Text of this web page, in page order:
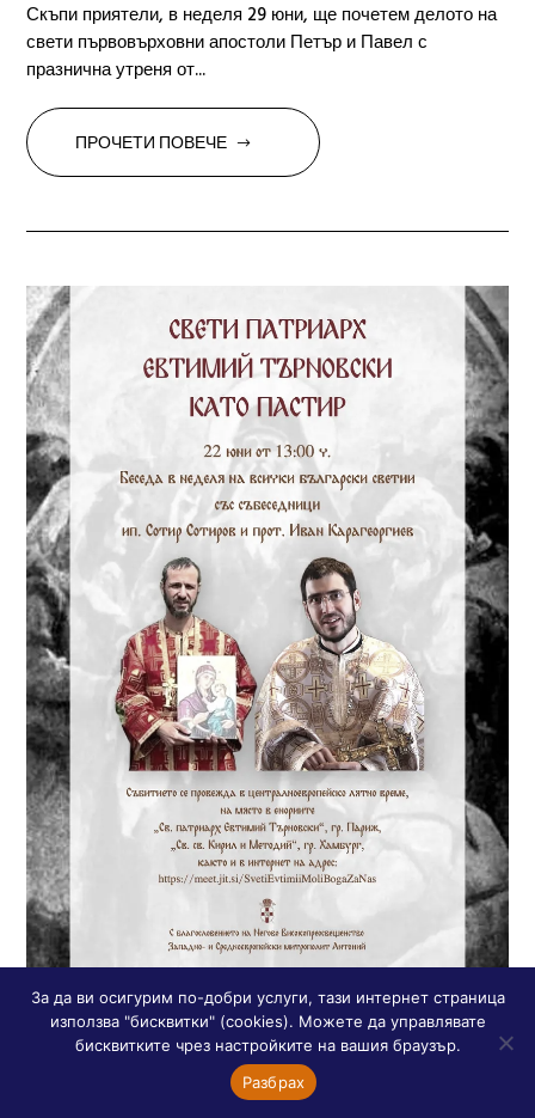
Скъпи приятели, в неделя 29 юни, ще почетем делото на
свети първовърховни апостоли Петър и Павел с
празнична утреня от...
ПРОЧЕТИ ПОВЕЧЕ
Беседа за Небесния ни
За да ви осигурим по-добри услуги, тази интернет страница
използва "бисквитки" (cookies). Можете да управлявате
бисквитките чрез настройките на вашия браузър.
Разбрах